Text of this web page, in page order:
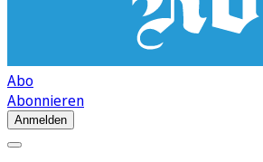
Abo
Abonnieren
Anmelden